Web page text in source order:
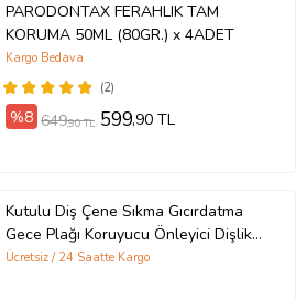
PARODONTAX FERAHLIK TAM
KORUMA 50ML (80GR.) x 4ADET
(2)
Kargo Bedava
%8 649,90 TL 599,90 TL
Kutulu Diş Çene Sıkma Gıcırdatma
Gece Plağı Koruyucu Önleyici Dişlik
Uyku Silikon Aparatı 2 Adet
Ücretsiz / 24 Saatte Kargo